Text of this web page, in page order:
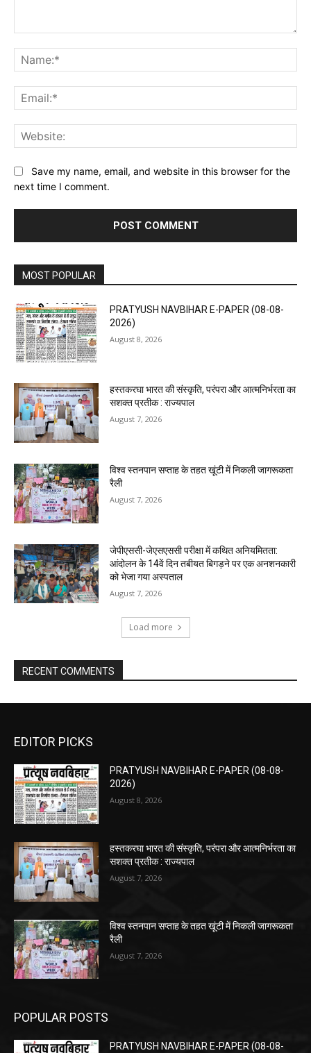
Save my name, email, and website in this browser for the
next time I comment.
MOST POPULAR
PRATYUSH NAVBIHAR E-PAPER (08-08-
2026)
August 8, 2026
हस्तकरघा भारत की संस्कृति, परंपरा और आत्मनिर्भरता का
सशक्त प्रतीक : राज्यपाल
August 7, 2026
विश्व स्तनपान सप्ताह के तहत खूंटी में निकली जागरूकता
रैली
August 7, 2026
जेपीएससी-जेएसएससी परीक्षा में कथित अनियमितता:
आंदोलन के 14वें दिन तबीयत बिगड़ने पर एक अनशनकारी
को भेजा गया अस्पताल
August 7, 2026
Load more
RECENT COMMENTS
EDITOR PICKS
PRATYUSH NAVBIHAR E-PAPER (08-08-
2026)
August 8, 2026
हस्तकरघा भारत की संस्कृति, परंपरा और आत्मनिर्भरता का
सशक्त प्रतीक : राज्यपाल
August 7, 2026
विश्व स्तनपान सप्ताह के तहत खूंटी में निकली जागरूकता
रैली
August 7, 2026
POPULAR POSTS
PRATYUSH NAVBIHAR E-PAPER (08-08-